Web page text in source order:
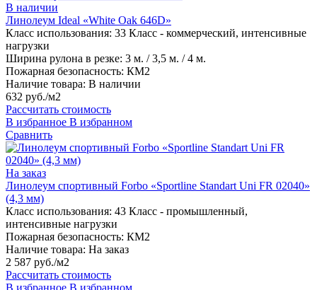
В наличии
Линолеум Ideal «White Oak 646D»
Класс использования: 33 Класс - коммерческий, интенсивные
нагрузки
Ширина рулона в резке: 3 м. / 3,5 м. / 4 м.
Пожарная безопасность: КМ2
Наличие товара: В наличии
632 руб./м2
Рассчитать стоимость
В избранное В избранном
Сравнить
На заказ
Линолеум спортивный Forbo «Sportline Standart Uni FR 02040»
(4,3 мм)
Класс использования: 43 Класс - промышленный,
интенсивные нагрузки
Пожарная безопасность: КМ2
Наличие товара: На заказ
2 587 руб./м2
Рассчитать стоимость
В избранное В избранном